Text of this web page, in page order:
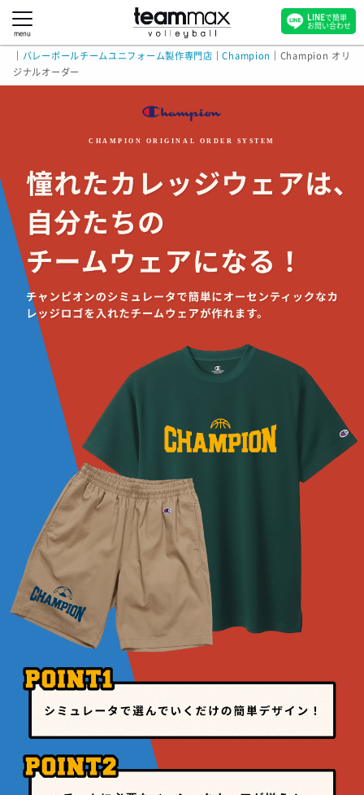
menu
バレーボールチームユニフォーム製作専門店 ｜Champion
Champion オリ
ジナルオーダー
CHAMPION ORIGINAL ORDER SYSTEM
LINEで簡単
お問い合わせ